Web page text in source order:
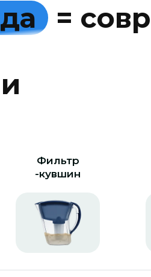
да = совр
и
Фильтр
-кувшин